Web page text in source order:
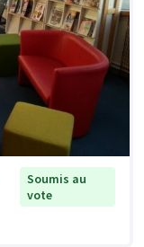
Soumis au
vote